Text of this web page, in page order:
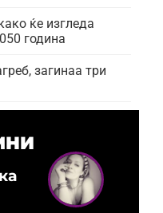
ќе изгледа
година
загинаа три